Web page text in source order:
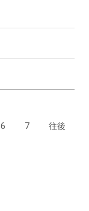
6 7 往後